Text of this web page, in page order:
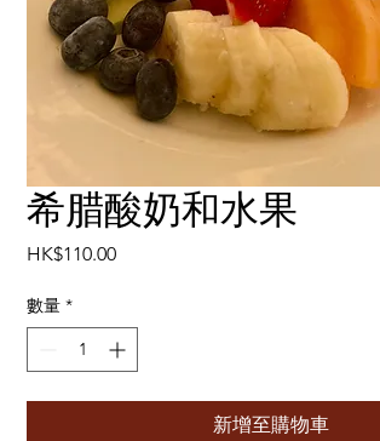
希腊酸奶和水果
HK$110.00價
數量 *
新增至購物車